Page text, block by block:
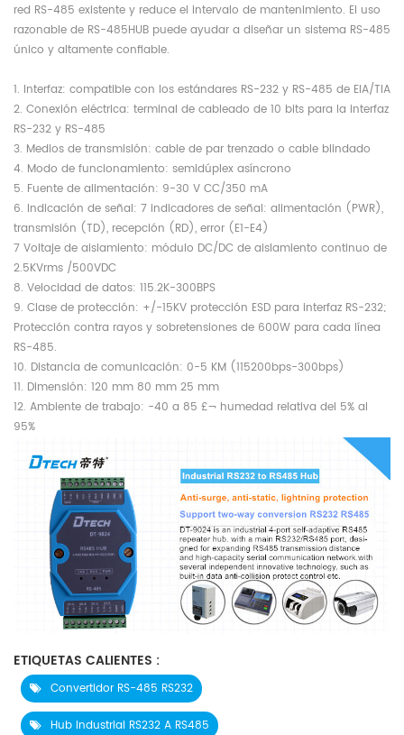
red RS-485 existente y reduce el intervalo de mantenimiento. El uso
razonable de RS-485HUB puede ayudar a diseñar un sistema RS-485
único y altamente confiable.
1. Interfaz: compatible con los estándares RS-232 y RS-485 de EIA/TIA
2. Conexión eléctrica: terminal de cableado de 10 bits para la interfaz
RS-232 y RS-485
3. Medios de transmisión: cable de par trenzado o cable blindado
4. Modo de funcionamiento: semidúplex asíncrono
5. Fuente de alimentación: 9-30 V CC/350 mA
6. Indicación de señal: 7 indicadores de señal: alimentación (PWR),
transmisión (TD), recepción (RD), error (E1-E4)
7 Voltaje de aislamiento: módulo DC/DC de aislamiento continuo de
2.5KVrms /500VDC
8. Velocidad de datos: 115.2K-300BPS
9. Clase de protección: +/-15KV protección ESD para interfaz RS-232;
Protección contra rayos y sobretensiones de 600W para cada línea
RS-485.
10. Distancia de comunicación: 0-5 KM (115200bps-300bps)
11. Dimensión: 120 mm 80 mm 25 mm
12. Ambiente de trabajo: -40 a 85 £¬ humedad relativa del 5% al ​​
95%
ETIQUETAS CALIENTES :
Convertidor RS-485 RS232
Hub Industrial RS232 A RS485